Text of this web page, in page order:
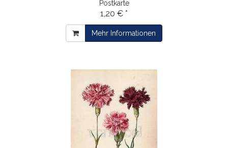
Postkarte
1,20 € *
Mehr Informationen